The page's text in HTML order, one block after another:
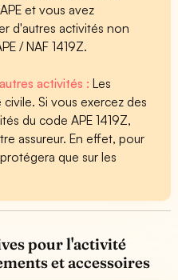
et vous avez
d'autres activités non
/ NAF 1419Z.
activités :Les
Si vous exercez des
du code APE 1419Z,
assureur. En effet, pour
que sur les
pour l'activité
et accessoires